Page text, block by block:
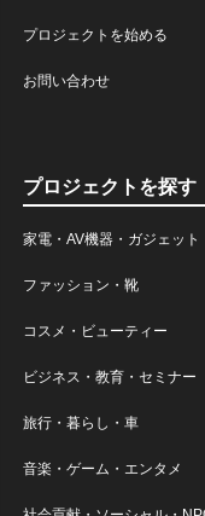
プロジェクトを始める
お問い合わせ
プロジェクトを探す
家電・AV機器・ガジェット
ファッション・靴
コスメ・ビューティー
ビジネス・教育・セミナー
旅行・暮らし・車
音楽・ゲーム・エンタメ